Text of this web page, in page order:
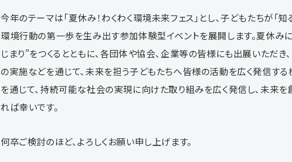
今年のテーマは「夏休み！わくわく環境未来フェス」とし、子どもたちが「知
環境行動の第一歩を生み出す参加体験型イベントを展開します。夏休み
じまり”をつくるとともに、各団体や協会、企業等の皆様にも出展いただ
の実施などを通じて、未来を担う子どもたちへ皆様の活動を広く発信する
を通じて、持続可能な社会の実現に向けた取り組みを広く発信し、未来
れば幸いです。
何卒ご検討のほど、よろしくお願い申し上げます。